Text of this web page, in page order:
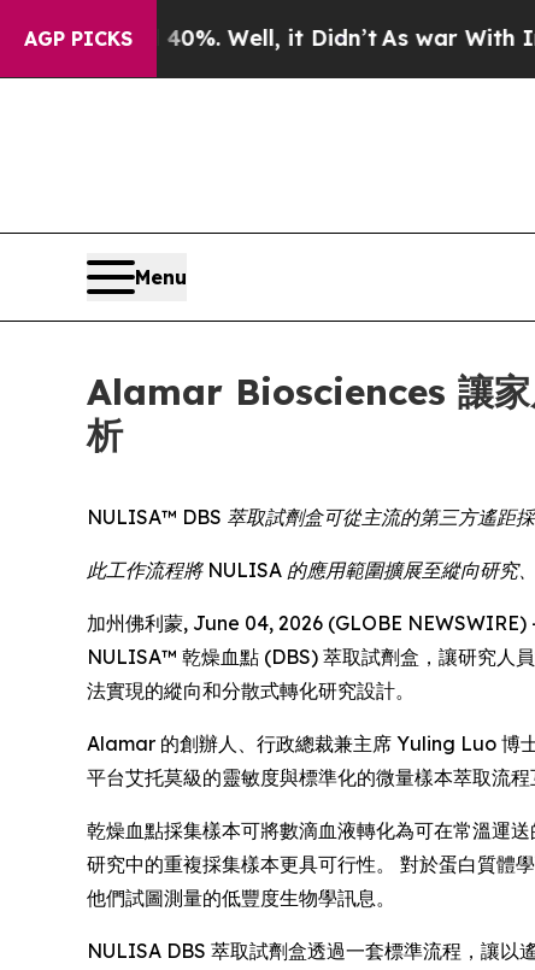
AGP PICKS
40%. Well, it Didn’tAs war With Iran
Menu
Alamar Biosciences 讓家
析
NULISA™ DBS 萃取試劑盒可從主流的第三方遙距
此工作流程將 NULISA 的應用範圍擴展至縱向研究
加州佛利蒙, June 04, 2026 (GLOBE
NULISA™ 乾燥血點 (DBS) 萃取試劑盒，讓研究人
法實現的縱向和分散式轉化研究設計。
Alamar 的創辦人、行政總裁兼主席 Yuling Luo 博
平台艾托莫級的靈敏度與標準化的微量樣本萃取流
乾燥血點採集樣本可將數滴血液轉化為可在常溫運
研究中的重複採集樣本更具可行性。 對於蛋白質體
他們試圖測量的低豐度生物學訊息。
NULISA DBS 萃取試劑盒透過一套標準流程，讓以